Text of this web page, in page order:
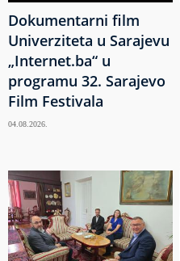
Dokumentarni film
Univerziteta u Sarajevu
„Internet.ba“ u
programu 32. Sarajevo
Film Festivala
04.08.2026.